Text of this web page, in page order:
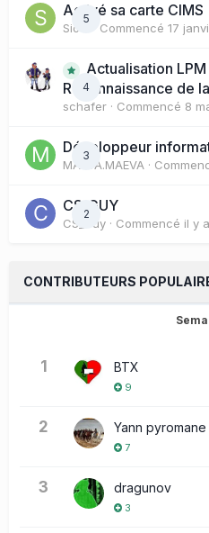
5
Activé sa carte CIMS
Sioul · Commencé 17
4
Actualisation
Reconnaissance de
schafer · Commencé 8
3
Développeur
MAEVA.MAEVA ·
2
CS_GUY
CS_Guy · Commencé il y
CONTRIBUTEURS
1 BTX
9
2 Yann pyromane
7
3 dragunov
3